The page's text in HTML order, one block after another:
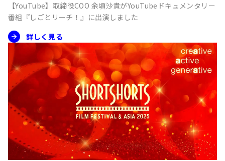
【YouTube】取締役COO 余頃沙貴がYouTubeドキュメンタリー
番組『しごとリーチ！』に出演しました
詳しく見る